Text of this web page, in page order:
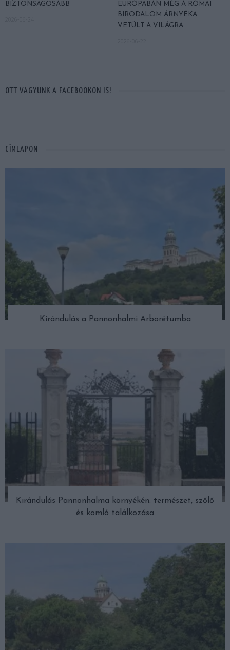
BIZTONSÁGOSABB
EURÓPÁBAN MÉG A RÓMAI
BIRODALOM ÁRNYÉKA
VETÜLT A VILÁGRA
OTT VAGYUNK A FACEBOOKON IS!
CÍMLAPON
Kirándulás a Pannonhalmi Arborétumba
Kirándulás Pannonhalma környékén: természet, szőlő
és komló találkozása